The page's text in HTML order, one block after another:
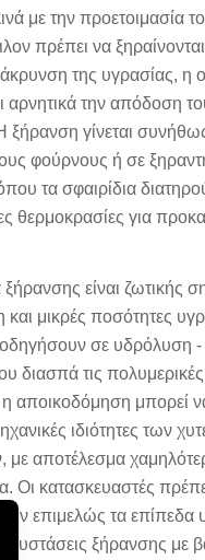
με την προετοιμασία
πρέπει να
της υγρασίας, η
αρνητικά την απόδοση
ξήρανση γίνεται
φούρνους ή σε
τα σφαιρίδια
θερμοκρασίες για
ξήρανσης είναι ζωτικής
μικρές ποσότητες
σε υδρόλυση -
διασπά τις
αποικοδόμηση μπορεί
ιδιότητες των
με αποτέλεσμα
Οι κατασκευαστές
επιμελώς τα επίπεδα
συστάσεις ξήρανσης με